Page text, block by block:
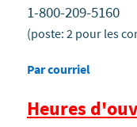
1-800-209-5160
(poste: 2 pour les
Par courriel
Heures